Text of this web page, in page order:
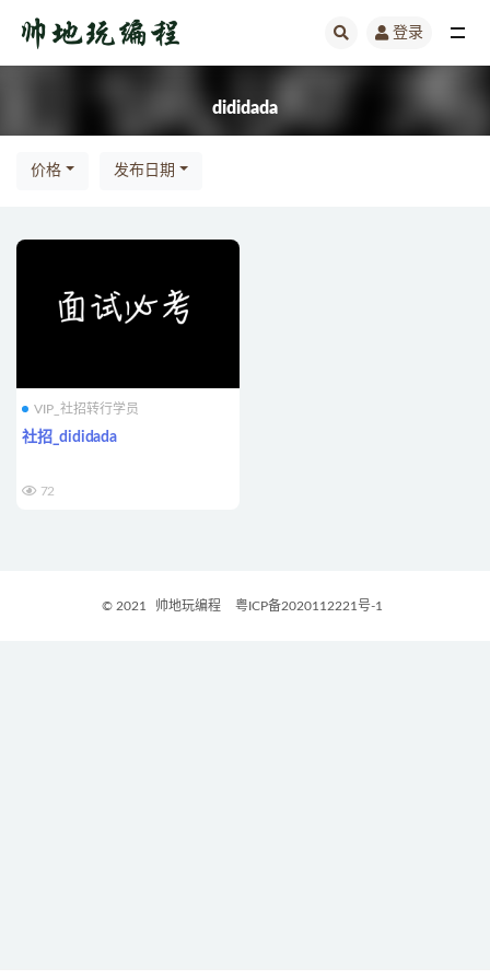
登录
dididada
价格 发布日期
VIP_社招转行学员
社招_dididada
72
© 2021 帅地玩编程 粤ICP备2020112221号-1